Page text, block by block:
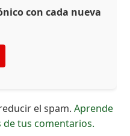
con cada nueva
el spam.Aprende
de tus comentarios.